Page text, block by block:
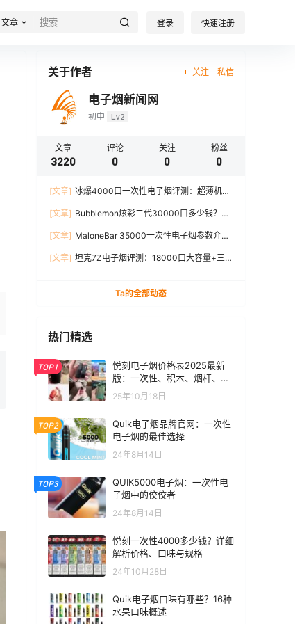
文章 登录 快速注册
关于作者 关注 私信
电子烟新闻网
初中 Lv2
文章
3220
评论
0
关注
0
粉丝
0
[文章] 冰爆4000口一次性电子烟评测：超薄机
[文章] Bubblemon炫彩二代30000口多少钱？最
[文章] MaloneBar 35000一次性电子烟参数介
[文章] 坦克7Z电子烟评测：18000口大容量+三
Ta的全部动态
热门精选
TOP1
悦刻电子烟价格表2025最新
版：一次性、积木、烟杆、烟
弹全价位汇总
25年10月18日
TOP2
Quik电子烟品牌官网：一次性
电子烟的最佳选择
24年8月14日
TOP3
QUIK5000电子烟：一次性电
子烟中的佼佼者
24年8月14日
悦刻一次性4000多少钱？详细
解析价格、口味与规格
24年10月28日
Quik电子烟口味有哪些？16种
水果口味概述